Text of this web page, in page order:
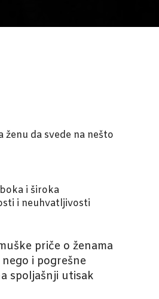
da svede na nešto
i široka
i neuhvatljivosti
priče o ženama
i pogrešne
spoljašnji utisak